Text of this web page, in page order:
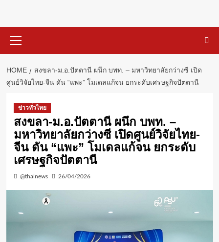
Menu
HOME
สงขลา-ม.อ.ปัตตานี ผนึก บพท. – มหาวิทยาลัยกว่างซี เปิด
ศูนย์วิจัยไทย-จีน ดัน “แพะ” โมเดลแก้จน ยกระดับเศรษฐกิจปัตตานี
ข่าวทั่วไทย
สงขลา-ม.อ.ปัตตานี ผนึก บพท. –
มหาวิทยาลัยกว่างซี เปิดศูนย์วิจัยไทย-
จีน ดัน “แพะ” โมเดลแก้จน ยกระดับ
เศรษฐกิจปัตตานี
@thainews 26/04/2026